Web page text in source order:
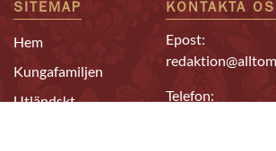
SITEMAP
Hem
Kungafamiljen
Utländskt
KONTAKTA
Epost:
Telefon: